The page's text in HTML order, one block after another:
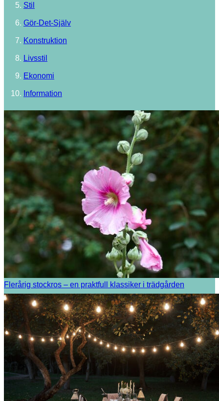
Stil
Gör-Det-Själv
Konstruktion
Livsstil
Ekonomi
Information
Flerårig stockros – en praktfull klassiker i trädgården